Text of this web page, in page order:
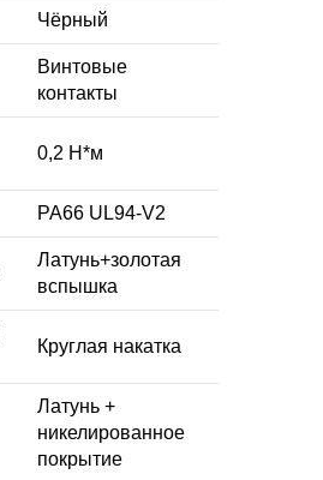
Чёрный
Винтовые
контакты
0,2 Н*м
PA66 UL94-V2
Латунь+золотая
вспышка
Круглая накатка
Латунь +
никелированное
покрытие